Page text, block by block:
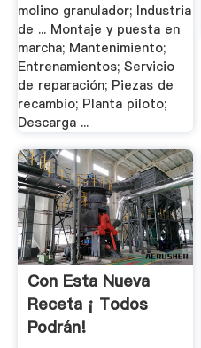
molino granulador; Industria
de ... Montaje y puesta en
marcha; Mantenimiento;
Entrenamientos; Servicio
de reparación; Piezas de
recambio; Planta piloto;
Descarga ...
Con Esta Nueva
Receta ¡ Todos
Podrán!